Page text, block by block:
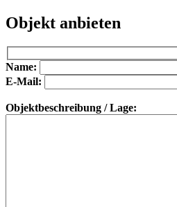
Objekt anbieten
Bitte lasse dieses Feld leer.
Bitte lasse dieses Feld leer.
Name:
E-Mail:
Objektbeschreibung / Lage: